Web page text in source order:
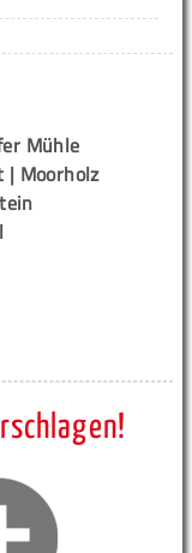
Mühle
| Moorholz